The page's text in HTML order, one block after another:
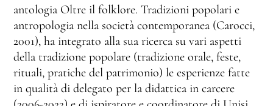
antologia Oltre il folklore. Tradizioni popolari e
antropologia nella società contemporanea (Carocci,
2001), ha integrato alla sua ricerca su vari aspetti
della tradizione popolare (tradizione orale, feste,
rituali, pratiche del patrimonio) le esperienze fatte
in qualità di delegato per la didattica in carcere